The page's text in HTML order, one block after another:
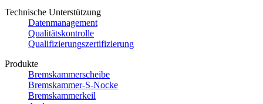
Technische Unterstützung
Datenmanagement
Qualitätskontrolle
Qualifizierungszertifizierung
Produkte
Bremskammerscheibe
Bremskammer-S-Nocke
Bremskammerkeil